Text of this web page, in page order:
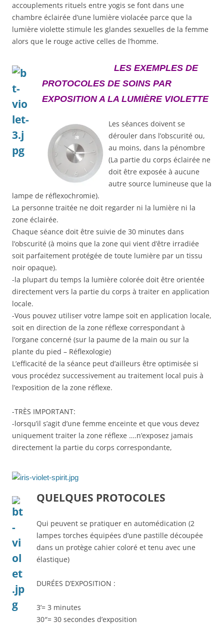
accouplements rituels entre yogis se font dans une
chambre éclairée d’une lumière violacée parce que la
lumière violette stimule les glandes sexuelles de la femme
alors que le rouge active celles de l’homme.
LES EXEMPLES DE
PROTOCOLES DE SOINS PAR
EXPOSITION A LA LUMIÈRE VIOLETTE
Les séances doivent se
dérouler dans l’obscurité ou,
au moins, dans la pénombre
(La partie du corps éclairée ne
doit être exposée à aucune
autre source lumineuse que la
lampe de réflexochromie).
La personne traitée ne doit regarder ni la lumière ni la
zone éclairée.
Chaque séance doit être suivie de 30 minutes dans
l’obscurité (à moins que la zone qui vient d’être irradiée
soit parfaitement protégée de toute lumière par un tissu
noir opaque).
-la plupart du temps la lumière colorée doit être orientée
directement vers la partie du corps à traiter en application
locale.
-Vous pouvez utiliser votre lampe soit en application locale,
soit en direction de la zone réflexe correspondant à
l’organe concerné (sur la paume de la main ou sur la
plante du pied – Réflexologie)
L’efficacité de la séance peut d’ailleurs être optimisée si
vous procédez successivement au traitement local puis à
l’exposition de la zone réflexe.
-TRÈS IMPORTANT:
-lorsqu’il s’agit d’une femme enceinte et que vous devez
uniquement traiter la zone réflexe ….n’exposez jamais
directement la partie du corps correspondante,
QUELQUES PROTOCOLES
Qui peuvent se pratiquer en automédication (2
lampes torches équipées d’une pastille découpée
dans un protège cahier coloré et tenu avec une
élastique)
DURÉES D’EXPOSITION :
3’= 3 minutes
30″= 30 secondes d’exposition